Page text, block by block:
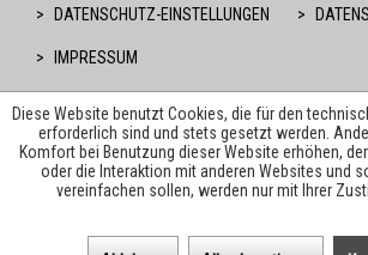
DATENSCHUTZ-EINSTELLUNGEN
IMPRESSUM
Diese Website benutzt Cookies, die für den
erforderlich sind und stets gesetzt werden.
Komfort bei Benutzung dieser Website erhöhen,
oder die Interaktion mit anderen Websites und
vereinfachen sollen, werden nur mit Ihrer